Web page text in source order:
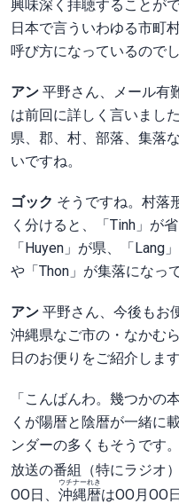
興味深く拝聴することが
日本で言ういわゆる市町
呼び方になっているので
アン 平野さん、メール有
は前回に詳しく言いまし
県、郡、村、部落、集落
いですね。
ゴック そうですね。村落
く分けると、「Tinh」が
「Huyen」が県、「Lang
や「Thon」が集落になっ
アン 平野さん、今後もお
沖縄県なご市の・なかむ
日のお便りをご紹介します
「こんばんわ。幾つかの
くが陽暦と陰暦が一緒に
ンダーの多くもそうです
放送の番組（特にラジオ
OO日、 沖縄暦
ウチナーれき
はOO月OO